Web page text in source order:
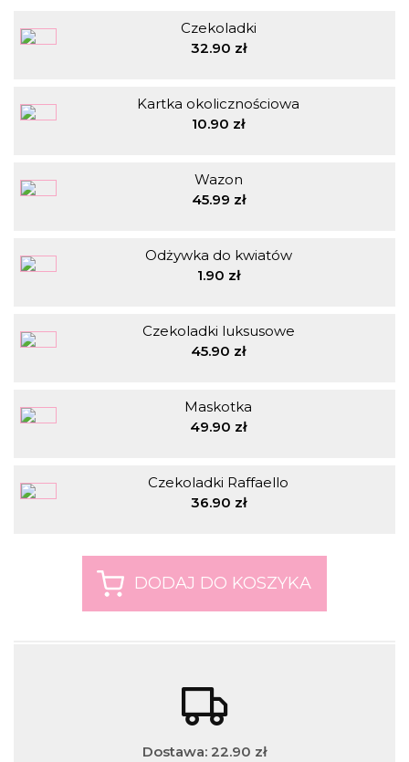
Czekoladki
32.90 zł
Kartka okolicznościowa
10.90 zł
Wazon
45.99 zł
Odżywka do kwiatów
1.90 zł
Czekoladki luksusowe
45.90 zł
Maskotka
49.90 zł
Czekoladki Raffaello
36.90 zł
Dostawa: 22.90 zł